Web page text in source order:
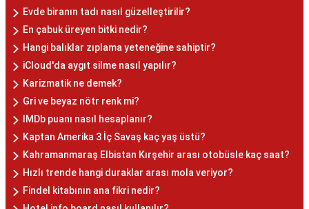
Evde biranın tadı nasıl güzelleştirilir?
En çabuk üreyen bitki nedir?
Hangi balıklar zıplama yeteneğine sahiptir?
iCloud'da aygıt silme nasıl yapılır?
Karizmatik ne demek?
Gri ve beyaz nötr renk mi?
IMDb puanı nasıl hesaplanır?
Kaptan Amerika 3 İç Savaş kaç yaş üstü?
Kahramanmaraş Elbistan Kırşehir arası otobüsle kaç saat?
Hızlı trende hangi duraklar arası mola veriyor?
Findel kitabının ana fikri nedir?